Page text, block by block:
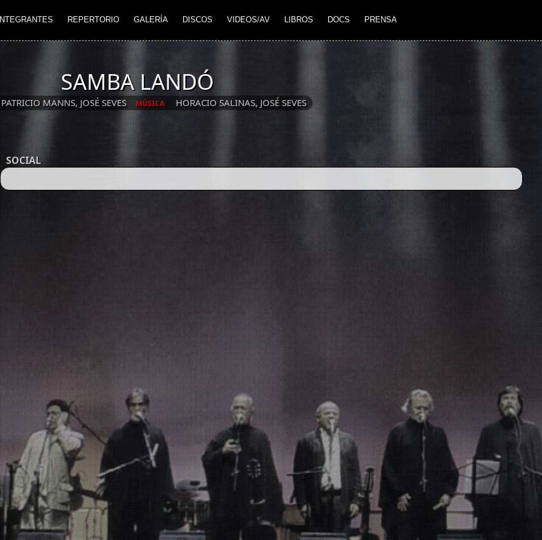
INTEGRANTES REPERTORIO GALERÍA DISCOS VIDEOS/AV LIBROS DOCS PRENSA
SAMBA LANDÓ
PATRICIO MANNS, JOSÉ SEVES MÚSICA HORACIO SALINAS, JOSÉ SEVES
SOCIAL